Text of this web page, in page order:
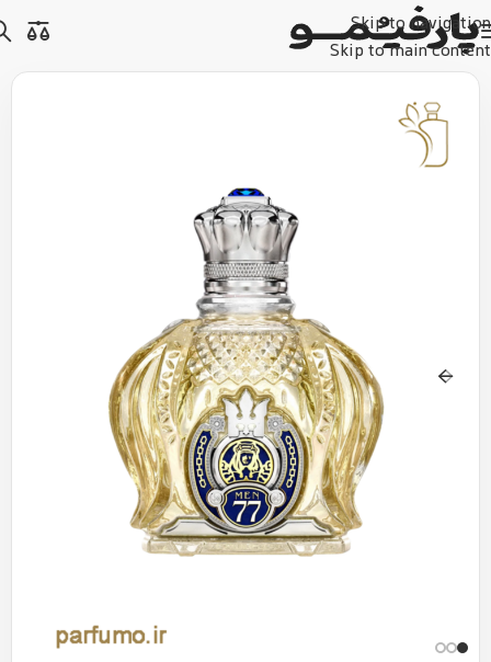
Skip to navigation
Skip to main content